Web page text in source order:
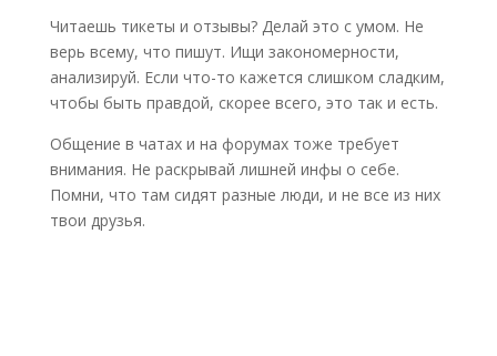
Читаешь тикеты и отзывы? Делай это с умом. Не
верь всему, что пишут. Ищи закономерности,
анализируй. Если что-то кажется слишком сладким,
чтобы быть правдой, скорее всего, это так и есть.
Общение в чатах и на форумах тоже требует
внимания. Не раскрывай лишней инфы о себе.
Помни, что там сидят разные люди, и не все из них
твои друзья.